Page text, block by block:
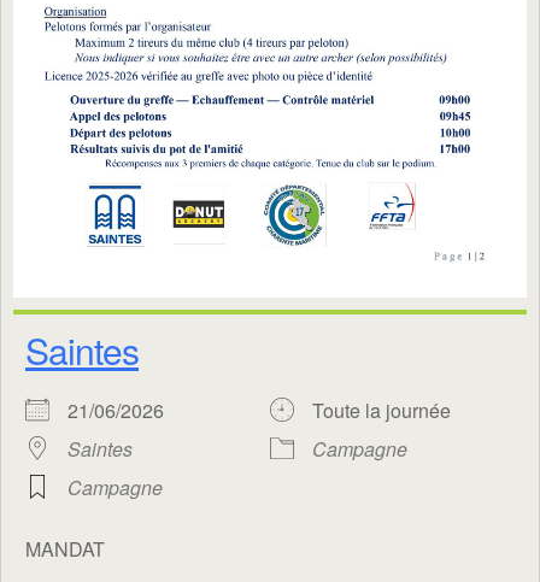
Saintes
21/06/2026
Toute la journée
Saintes
Campagne
Campagne
MANDAT